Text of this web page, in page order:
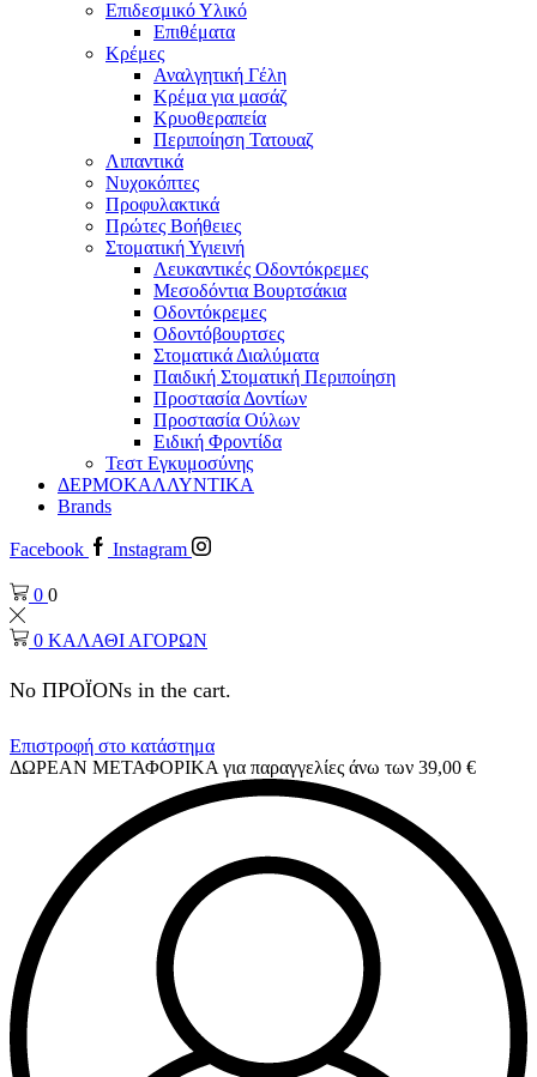
Επιδεσμικό Υλικό
Επιθέματα
Κρέμες
Αναλγητική Γέλη
Κρέμα για μασάζ
Κρυοθεραπεία
Περιποίηση Τατουαζ
Λιπαντικά
Νυχοκόπτες
Προφυλακτικά
Πρώτες Βοήθειες
Στοματική Υγιεινή
Λευκαντικές Οδοντόκρεμες
Μεσοδόντια Βουρτσάκια
Οδοντόκρεμες
Οδοντόβουρτσες
Στοματικά Διαλύματα
Παιδική Στοματική Περιποίηση
Προστασία Δοντίων
Προστασία Ούλων
Ειδική Φροντίδα
Τεστ Εγκυμοσύνης
ΔΕΡΜΟΚΑΛΛΥΝΤΙΚΑ
Brands
Facebook Instagram
0 0
0 ΚΑΛΑΘΙ ΑΓΟΡΩΝ
No ΠΡΟΪΟΝs in the cart.
Επιστροφή στο κατάστημα
ΔΩΡΕΑΝ ΜΕΤΑΦΟΡΙΚΑ για παραγγελίες άνω των 39,00 €